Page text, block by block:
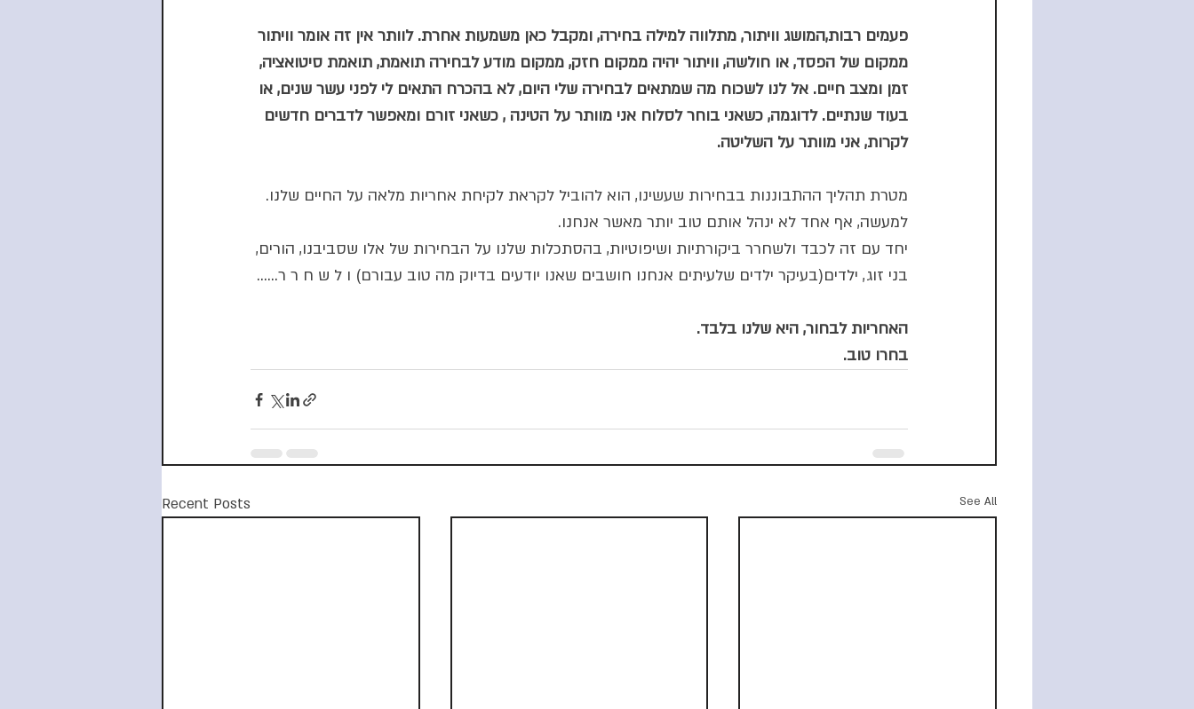
פעמים רבות,המושג וויתור, מתלווה למילה בחירה, ומקבל כאן משמעות אחרת. לוותר אין זה אומר וויתור
ממקום של הפסד, או חולשה, וויתור יהיה ממקום חזק, ממקום מודע לבחירה תואמת, תואמת סיטואציה,
זמן ומצב חיים. אל לנו לשכוח מה שמתאים לבחירה שלי היום, לא בהכרח התאים לי לפני עשר שנים, או
בעוד שנתיים. לדוגמה, כשאני בוחר לסלוח אני מוותר על הטינה , כשאני זורם ומאפשר לדברים חדשים
לקרות, אני מוותר על השליטה.
מטרת תהליך ההתבוננות בבחירות שעשינו, הוא להוביל לקראת לקיחת אחריות מלאה על החיים שלנו.
למעשה, אף אחד לא ינהל אותם טוב יותר מאשר אנחנו.
יחד עם זה לכבד ולשחרר ביקורתיות ושיפוטיות, בהסתכלות שלנו על הבחירות של אלו שסביבנו, הורים,
בני זוג, ילדים(בעיקר ילדים שלעיתים אנחנו חושבים שאנו יודעים בדיוק מה טוב עבורם) ו ל ש ח ר ר......
האחריות לבחור, היא שלנו בלבד.
בחרו טוב.
Recent Posts See All